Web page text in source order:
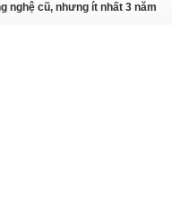
nghệ cũ, nhưng ít nhất 3 năm